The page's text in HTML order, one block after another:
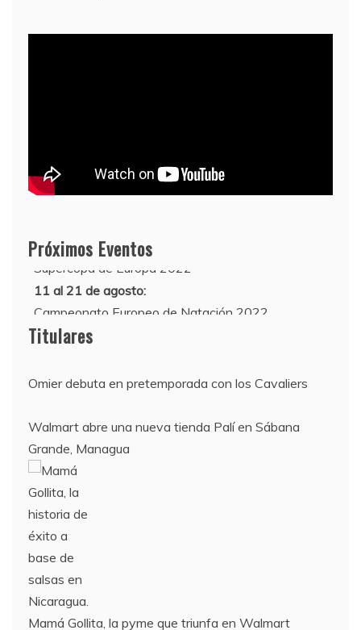
Próximos Eventos
10 de agosto:
Supercopa de Europa 2022
11 al 21 de agosto:
Campeonato Europeo de Natación 2022
Titulares
Omier debuta en pretemporada con los Cavaliers
Walmart abre una nueva tienda Palí en Sábana
Grande, Managua
Mamá Gollita, la pyme que triunfa en Walmart